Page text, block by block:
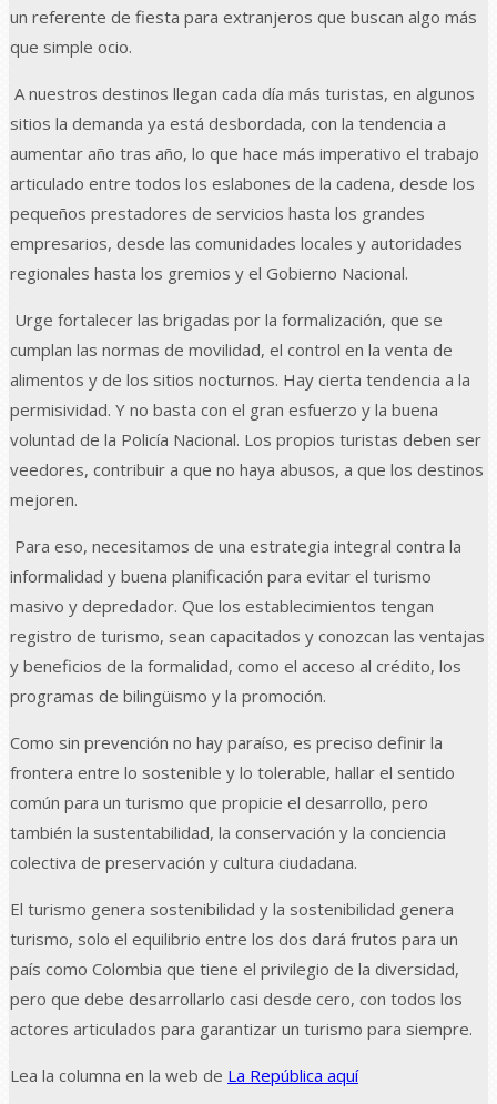
un referente de fiesta para extranjeros que buscan algo más
que simple ocio.
A nuestros destinos llegan cada día más turistas, en algunos
sitios la demanda ya está desbordada, con la tendencia a
aumentar año tras año, lo que hace más imperativo el trabajo
articulado entre todos los eslabones de la cadena, desde los
pequeños prestadores de servicios hasta los grandes
empresarios, desde las comunidades locales y autoridades
regionales hasta los gremios y el Gobierno Nacional.
Urge fortalecer las brigadas por la formalización, que se
cumplan las normas de movilidad, el control en la venta de
alimentos y de los sitios nocturnos. Hay cierta tendencia a la
permisividad. Y no basta con el gran esfuerzo y la buena
voluntad de la Policía Nacional. Los propios turistas deben ser
veedores, contribuir a que no haya abusos, a que los destinos
mejoren.
Para eso, necesitamos de una estrategia integral contra la
informalidad y buena planificación para evitar el turismo
masivo y depredador. Que los establecimientos tengan
registro de turismo, sean capacitados y conozcan las ventajas
y beneficios de la formalidad, como el acceso al crédito, los
programas de bilingüismo y la promoción.
Como sin prevención no hay paraíso, es preciso definir la
frontera entre lo sostenible y lo tolerable, hallar el sentido
común para un turismo que propicie el desarrollo, pero
también la sustentabilidad, la conservación y la conciencia
colectiva de preservación y cultura ciudadana.
El turismo genera sostenibilidad y la sostenibilidad genera
turismo, solo el equilibrio entre los dos dará frutos para un
país como Colombia que tiene el privilegio de la diversidad,
pero que debe desarrollarlo casi desde cero, con todos los
actores articulados para garantizar un turismo para siempre.
Lea la columna en la web de La República aquí